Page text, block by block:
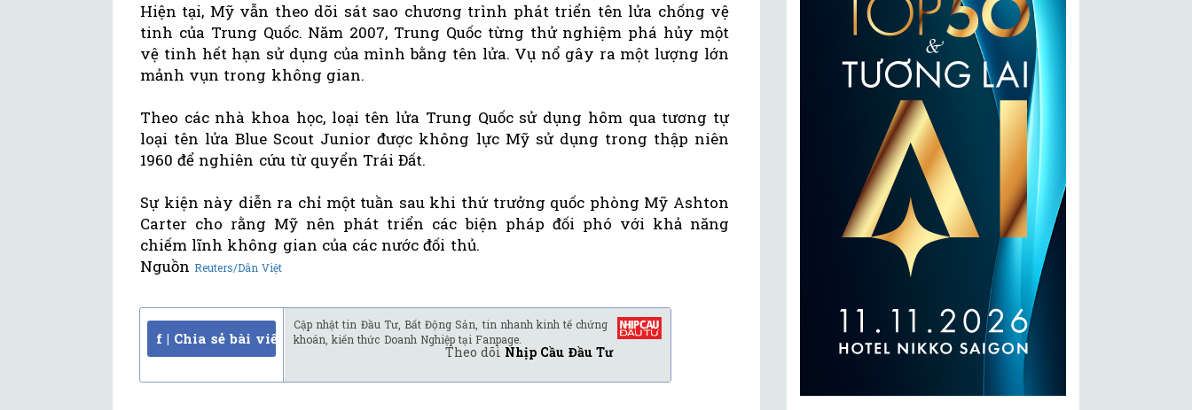
Hiện tại, Mỹ vẫn theo dõi sát sao chương trình phát triển tên lửa chống vệ
tinh của Trung Quốc. Năm 2007, Trung Quốc từng thử nghiệm phá hủy một
vệ tinh hết hạn sử dụng của mình bằng tên lửa. Vụ nổ gây ra một lượng lớn
mảnh vụn trong không gian.
Theo các nhà khoa học, loại tên lửa Trung Quốc sử dụng hôm qua tương tự
loại tên lửa Blue Scout Junior được không lực Mỹ sử dụng trong thập niên
1960 để nghiên cứu từ quyển Trái Đất.
Sự kiện này diễn ra chỉ một tuần sau khi thứ trưởng quốc phòng Mỹ Ashton
Carter cho rằng Mỹ nên phát triển các biện pháp đối phó với khả năng
chiếm lĩnh không gian của các nước đối thủ.
NguồnReuters/Dân Việt
f | Chia sẻ bài viết
Cập nhật tin Đầu Tư, Bất Động Sản, tin nhanh kinh tế chứng
khoán, kiến thức Doanh Nghiệp tại Fanpage.
Theo dõi Nhịp Cầu Đầu Tư